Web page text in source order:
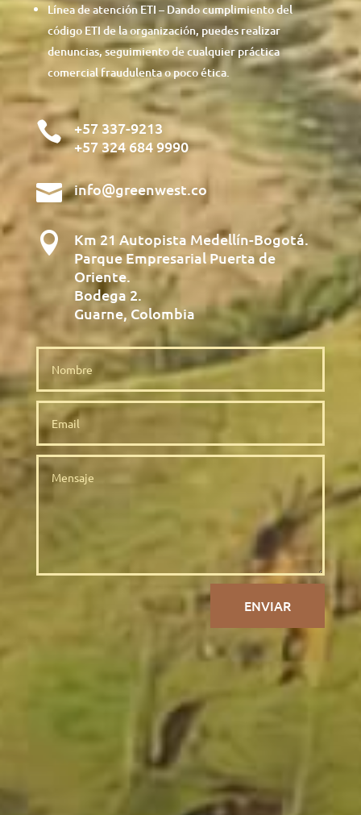
Línea de atención ETI – Dando cumplimiento del
código ETI de la organización, puedes realizar
denuncias, seguimiento de cualquier práctica
comercial fraudulenta o poco ética.

+57 337-9213
+57 324 684 9990
 info@greenwest.co

Km 21 Autopista Medellín-Bogotá.
Parque Empresarial Puerta de
Oriente.
Bodega 2.
Guarne, Colombia
ENVIAR